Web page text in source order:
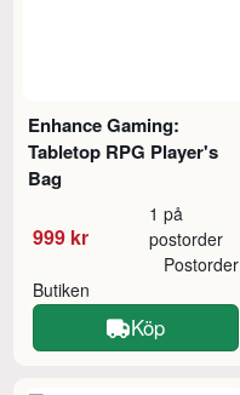
Enhance Gaming:
Tabletop RPG Player's
Bag
999 kr
1 på
postorder
Butiken
Postorder
Köp